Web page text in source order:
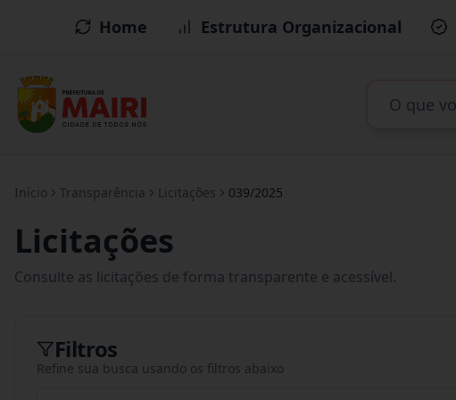
Home Estrutura Organizacional
Início Transparência Licitações 039/2025
Licitações
Consulte as licitações de forma transparente e acessível.
Filtros
Refine sua busca usando os filtros abaixo